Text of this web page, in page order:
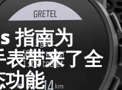
指南为
带来了全
功能